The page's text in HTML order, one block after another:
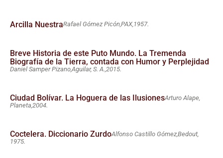
Arcilla NuestraRafael Gómez Picón,PAX,1957.
Breve Historia de este Puto Mundo. La Tremenda
Biografía de la Tierra, contada con Humor y Perplejidad
Daniel Samper Pizano,Aguilar, S. A.,2015.
Ciudad Bolívar. La Hoguera de las IlusionesArturo Alape,
Planeta,2004.
Coctelera. Diccionario ZurdoAlfonso Castillo Gómez,Bedout,
1975.